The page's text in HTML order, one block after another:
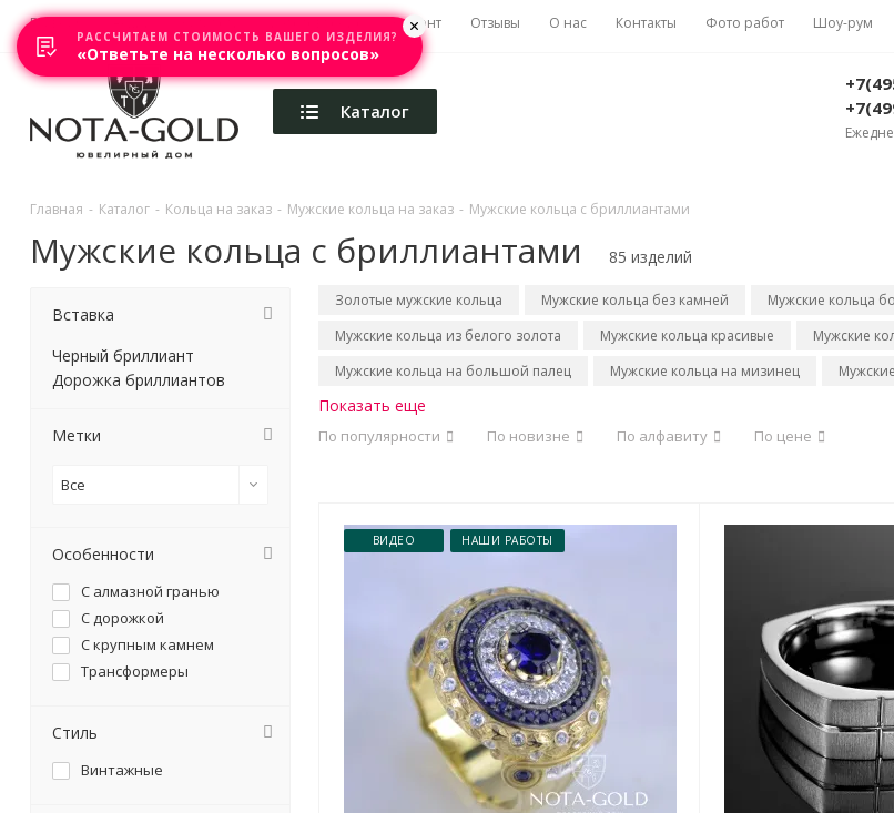
Главная Акции Каталоги Изготовление Ремонт Отзывы О нас Контакты Фото работ Шоу-рум
Каталог
Главная - Каталог - Кольца на заказ - Мужские кольца на заказ - Мужские кольца с бриллиантами
Мужские кольца с бриллиантами 85 изделий
Золотые мужские кольца Мужские кольца без камней Мужские кольца
Мужские кольца из белого золота
Мужские кольца красивые Мужские
Мужские кольца на большой палец
Мужские кольца на мизинец
Показать еще
По популярности По новизне По алфавиту По цене
ВИДЕО НАШИ РАБОТЫ
Вставка
Черный бриллиант
Дорожка бриллиантов
Метки
Все
Особенности
С алмазной гранью
С дорожкой
С крупным камнем
Трансформеры
Стиль
Винтажные
РАССЧИТАЕМ СТОИМОСТЬ ВАШЕГО ИЗДЕЛИЯ?
«Ответьте на несколько вопросов»